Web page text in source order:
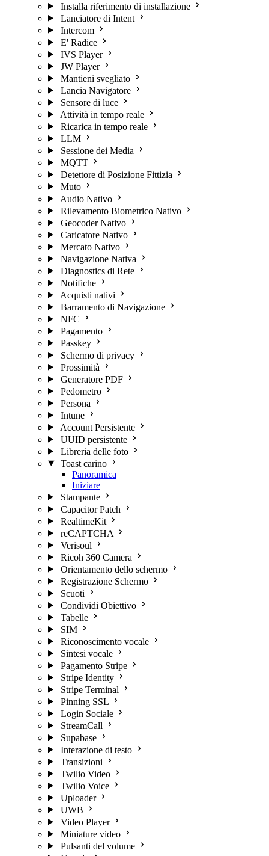
Installa riferimento di installazione
Lanciatore di Intent
Intercom
E' Radice
IVS Player
JW Player
Mantieni svegliato
Lancia Navigatore
Sensore di luce
Attività in tempo reale
Ricarica in tempo reale
LLM
Sessione dei Media
MQTT
Detettore di Posizione Fittizia
Muto
Audio Nativo
Rilevamento Biometrico Nativo
Geocoder Nativo
Caricatore Nativo
Mercato Nativo
Navigazione Nativa
Diagnostics di Rete
Notifiche
Acquisti nativi
Barramento di Navigazione
NFC
Pagamento
Passkey
Schermo di privacy
Prossimità
Generatore PDF
Pedometro
Persona
Intune
Account Persistente
UUID persistente
Libreria delle foto
Toast carino
Panoramica
Iniziare
Stampante
Capacitor Patch
RealtimeKit
reCAPTCHA
Verisoul
Ricoh 360 Camera
Orientamento dello schermo
Registrazione Schermo
Scuoti
Condividi Obiettivo
Tabelle
SIM
Riconoscimento vocale
Sintesi vocale
Pagamento Stripe
Stripe Identity
Stripe Terminal
Pinning SSL
Login Sociale
StreamCall
Supabase
Interazione di testo
Transizioni
Twilio Video
Twilio Voice
Uploader
UWB
Video Player
Miniature video
Pulsanti del volume